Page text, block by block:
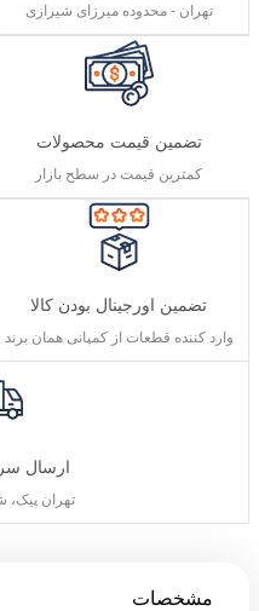
تهران - محدوده میرزای شیرازی
تضمین قیمت محصولات
کمترین قیمت در سطح بازار
تضمین اورجینال بودن کالا
وارد کننده قطعات از کمپانی همان برند
ارسال
تهران پیک،
مشخصات